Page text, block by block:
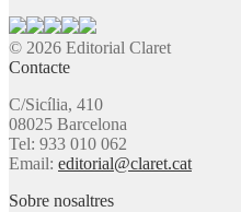
© 2026 Editorial Claret
Contacte
C/Sicília, 410
08025 Barcelona
Tel: 933 010 062
Email: editorial@claret.cat
Sobre nosaltres